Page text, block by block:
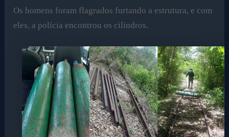
Os homens foram flagrados furtando a estrutura, e com
eles, a polícia encontrou os cilindros.